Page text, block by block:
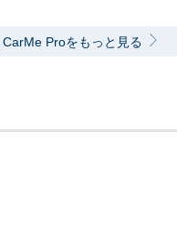
CarMe Proをもっと見る